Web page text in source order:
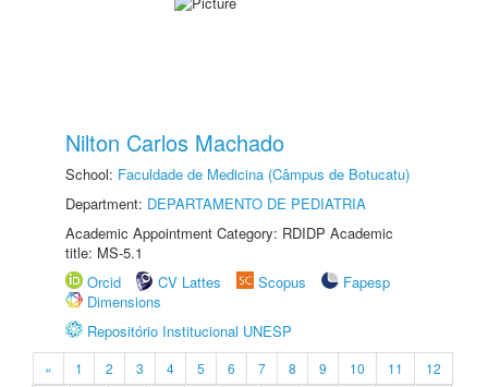
Nilton Carlos Machado
School: Faculdade de Medicina (Câmpus de Botucatu)
Department: DEPARTAMENTO DE PEDIATRIA
Academic Appointment Category: RDIDP Academic
title: MS-5.1
Orcid
CV Lattes Scopus
Fapesp
Dimensions
Repositório Institucional UNESP
« 1 2 3 4 5 6 7 8 9 10 11
12